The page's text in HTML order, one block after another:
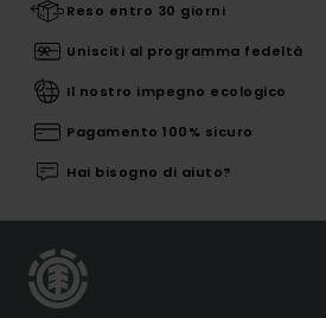
Reso entro 30 giorni
Unisciti al programma fedeltà
Il nostro impegno ecologico
Pagamento 100% sicuro
Hai bisogno di aiuto?